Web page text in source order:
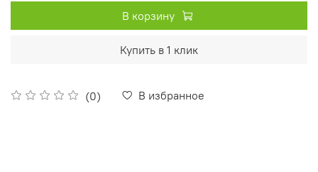
(0) В избранное
В корзину
Купить в 1 клик